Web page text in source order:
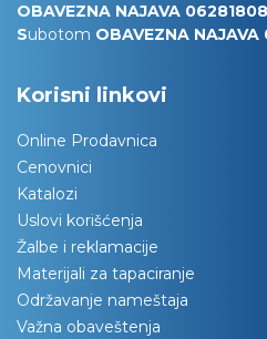
OBAVEZNA NAJAVA
Subotom OBAVEZNA
Korisni linkovi
Online Prodavnica
Cenovnici
Katalozi
Uslovi korišćenja
Žalbe i reklamacije
Materijali za tapaciranje
Održavanje nameštaja
Važna obaveštenja